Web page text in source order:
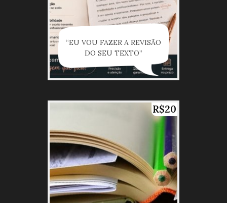
“EU VOU FAZER A REVISÃO
DO SEU TEXTO”
R$20